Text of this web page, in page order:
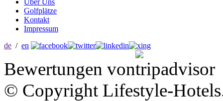
Über Uns
Golfplätze
Kontakt
Impressum
de / en
Bewertungen von
© Copyright Lifestyle-